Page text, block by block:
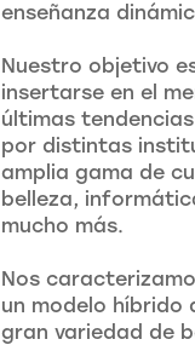
enseñanza
Nuestro objetivo
insertarse en el
últimas
por distintas
amplia gama de
belleza,
mucho más.
Nos
un modelo híbrido
gran variedad de